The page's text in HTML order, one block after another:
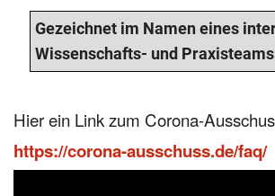
Gezeichnet im Namen eines
Wissenschafts- und
Hier ein Link zum Corona-
https://corona-ausschuss.de/faq/